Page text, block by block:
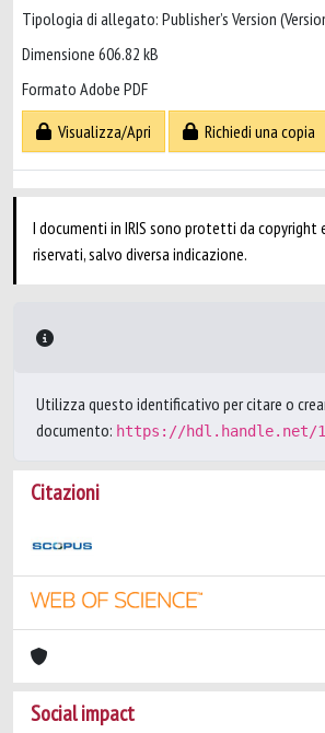
Tipologia di allegato: Publisher’s Version
Dimensione 606.82 kB
Formato Adobe PDF
Visualizza/Apri
Richiedi una copia
I documenti in IRIS sono protetti da
riservati, salvo diversa indicazione.
Utilizza questo identificativo per citare o
documento: https://hdl.handle.net/
Citazioni
Social impact